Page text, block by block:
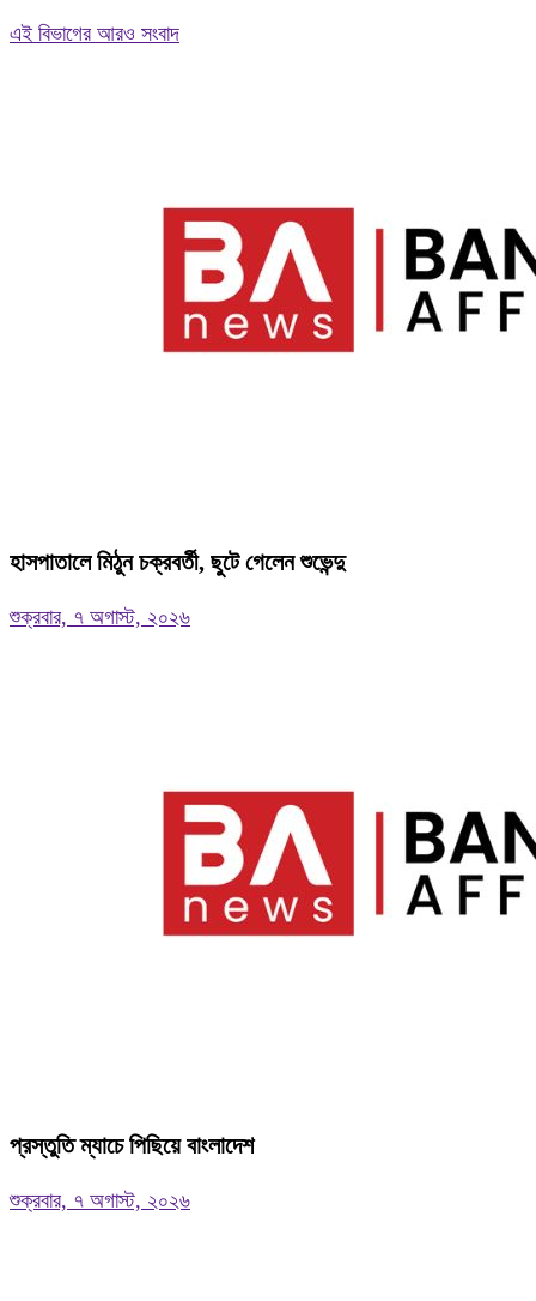
এই বিভাগের আরও সংবাদ
হাসপাতালে মিঠুন চক্রবর্তী, ছুটে গেলেন শুভেন্দু
শুক্রবার, ৭ অগাস্ট, ২০২৬
প্রস্তুতি ম্যাচে পিছিয়ে বাংলাদেশ
শুক্রবার, ৭ অগাস্ট, ২০২৬